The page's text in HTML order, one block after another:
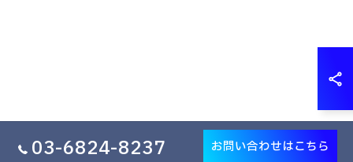
03-6824-8237 お問い合わせはこちら